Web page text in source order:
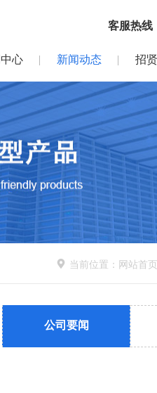
客服热线
心 新闻动态 招
 当前位置： 网站首页
公司要闻